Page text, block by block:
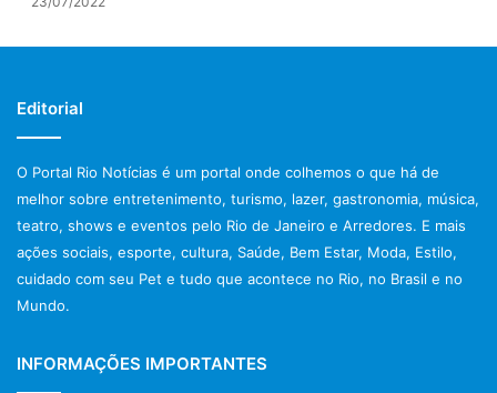
infecções e estágios virais, convulsões, cólicas, alergias
abdominal em gravidez e em casos de câncer.
conciliada com uma alimentação saudável e a prática de
exercícios. Combinando estes cuidados conseguimos
harmonização energética e melhoramos o funcionamento
geral do corpo.
Keitty Fernandes, Jornalista e Terapeuta Holística.
https://keittyterapeutacorporal.com.br
Editorial
O Portal Rio Notícias é um portal onde colhemos o que há de
melhor sobre entretenimento, turismo, lazer, gastronomia, música,
teatro, shows e eventos pelo Rio de Janeiro e Arredores. E mais
ações sociais, esporte, cultura, Saúde, Bem Estar, Moda, Estilo,
cuidado com seu Pet e tudo que acontece no Rio, no Brasil e no
Mundo.
INFORMAÇÕES IMPORTANTES